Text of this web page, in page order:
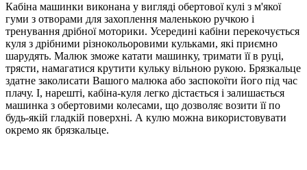
Кабіна машинки виконана у вигляді обертової кулі з м'якої
гуми з отворами для захоплення маленькою ручкою і
тренування дрібної моторики. Усередині кабіни перекочується
куля з дрібними різнокольоровими кульками, які приємно
шарудять. Малюк зможе катати машинку, тримати її в руці,
трясти, намагатися крутити кульку вільною рукою. Брязкальце
здатне заколисати Вашого малюка або заспокоїти його під час
плачу. І, нарешті, кабіна-куля легко дістається і залишається
машинка з обертовими колесами, що дозволяє возити її по
будь-якій гладкій поверхні. А кулю можна використовувати
окремо як брязкальце.